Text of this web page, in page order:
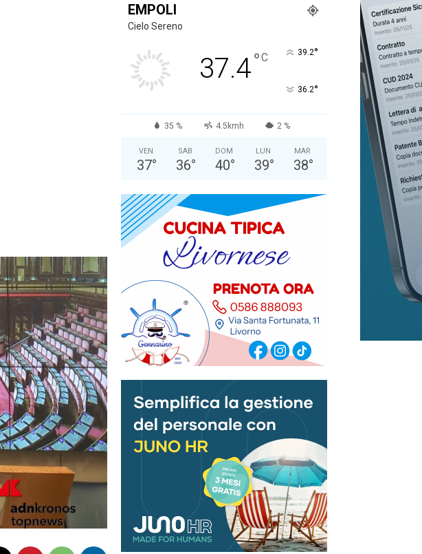
EMPOLI
Cielo Sereno
37.4°C 39.2°
36.2°
35 % 4.5kmh 2 %
VEN
37°
SAB
36°
DOM
40°
LUN
39°
MAR
38°